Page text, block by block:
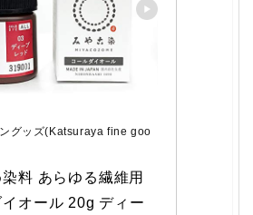
グッズ(Katsuraya fine goo
料 あらゆる繊維用
イオール 20g ディー